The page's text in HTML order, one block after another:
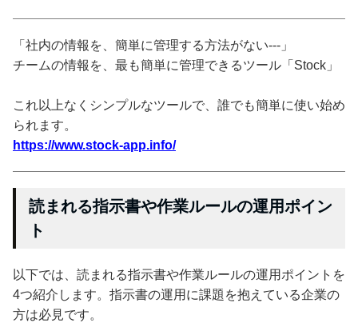
「社内の情報を、簡単に管理する方法がない---」
チームの情報を、最も簡単に管理できるツール「Stock」
これ以上なくシンプルなツールで、誰でも簡単に使い始め
られます。
https://www.stock-app.info/
読まれる指示書や作業ルールの運用ポイン
ト
以下では、読まれる指示書や作業ルールの運用ポイントを
4つ紹介します。指示書の運用に課題を抱えている企業の
方は必見です。